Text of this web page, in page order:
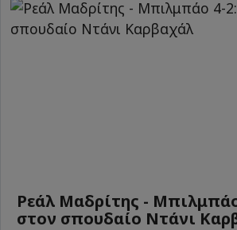
Ρεάλ Μαδρίτης -
στον σπουδαίο Ντάνι